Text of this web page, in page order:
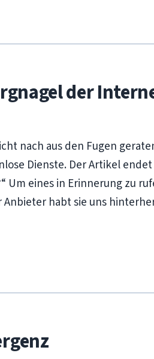
der
nach aus den Fugen
Dienste. Der Artikel
Um eines in Erinnerung zu
habt sie uns